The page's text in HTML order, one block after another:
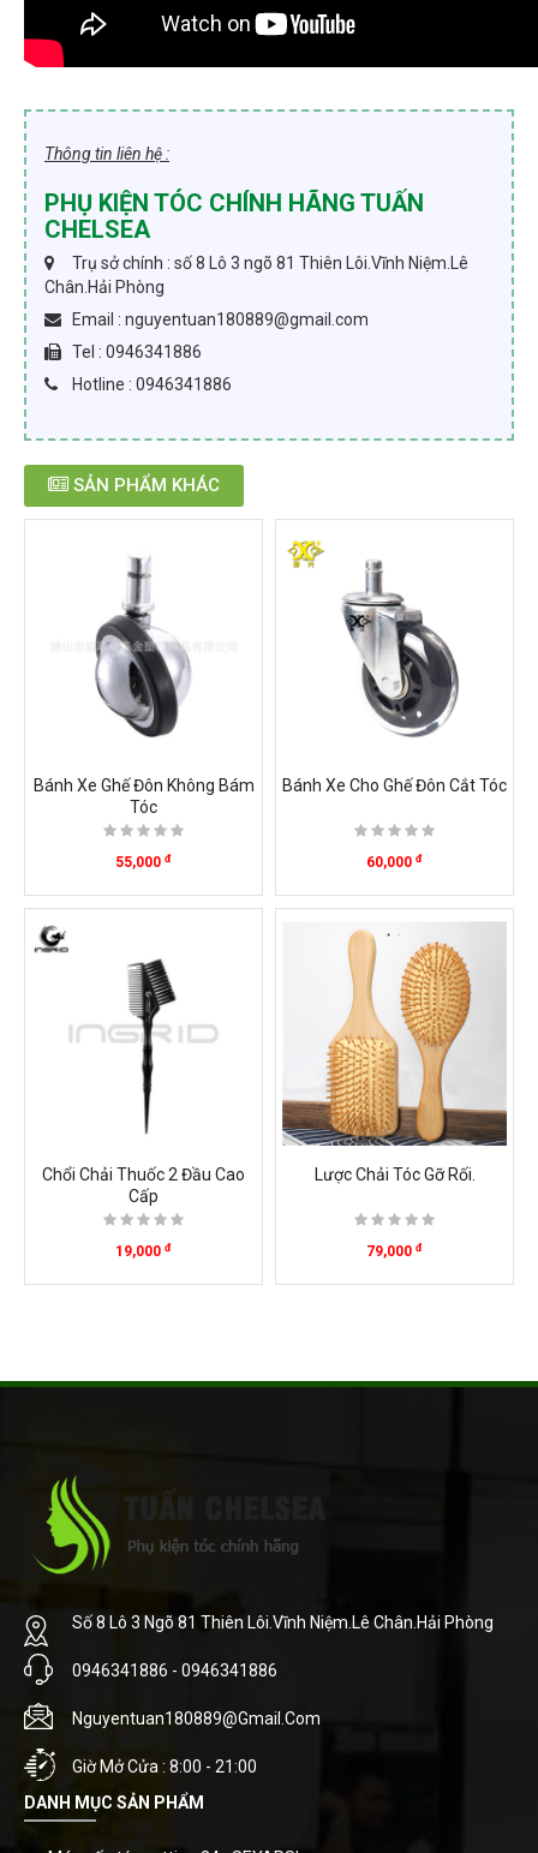
Thông tin liên hệ :
PHỤ KIỆN TÓC CHÍNH HÃNG TUẤN
CHELSEA
Trụ sở chính : số 8 Lô 3 ngõ 81 Thiên Lôi.Vĩnh Niệm.Lê
Chân.Hải Phòng
Email : nguyentuan180889@gmail.com
Tel : 0946341886
Hotline : 0946341886
SẢN PHẨM KHÁC
Bánh Xe Ghế Đôn Không Bám
Tóc
55,000 đ
Bánh Xe Cho Ghế Đôn Cắt Tóc
60,000 đ
Chổi Chải Thuốc 2 Đầu Cao
Cấp
19,000 đ
Lược Chải Tóc Gỡ Rối.
79,000 đ
Số 8 Lô 3 Ngõ 81 Thiên Lôi.Vĩnh Niệm.Lê Chân.Hải Phòng
0946341886 - 0946341886
Nguyentuan180889@gmail.com
Giờ Mở Cửa : 8:00 - 21:00
DANH MỤC SẢN PHẨM